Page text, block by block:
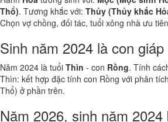
Thổ). Tương khắc với: Thủy (Thủy khắc
Chọn vợ chồng, đối tác, tuổi xông nhà ưu
Sinh năm 2024 là con
Năm 2024 là tuổi Thìn - con Rồng. Tính
Thìn: kết hợp đặc tính con Rồng với phân
Thổ) ở phần trên.
Năm 2026, sinh năm